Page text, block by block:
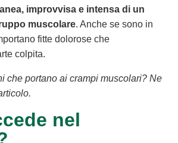
improvvisa e intensa di un
muscolare. Anche se sono in
fitte dolorose che
colpita.
che portano ai crampi muscolari? Ne
nel